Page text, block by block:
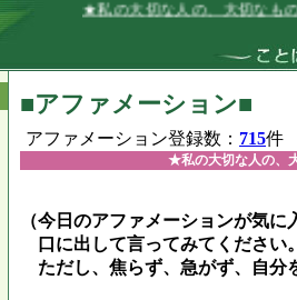
★私の大切な人の、大切なものを大切に
■アファメーション■
アファメーション登録数： 715件
★私の大切な人の、
（今日のアファメーションが気
口に出して言ってみてください
ただし、焦らず、急がず、自分